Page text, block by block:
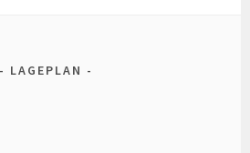
LAGEPLAN